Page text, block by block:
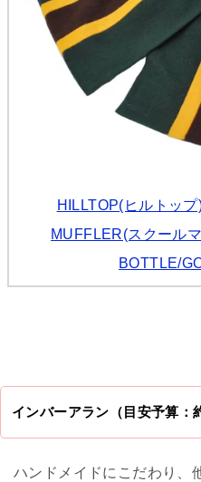
HILLTOP(ヒルトッ
MUFFLER(スクール
BOTTLE/
インバーアラン（目安予算：
ハンドメイドにこだわり、